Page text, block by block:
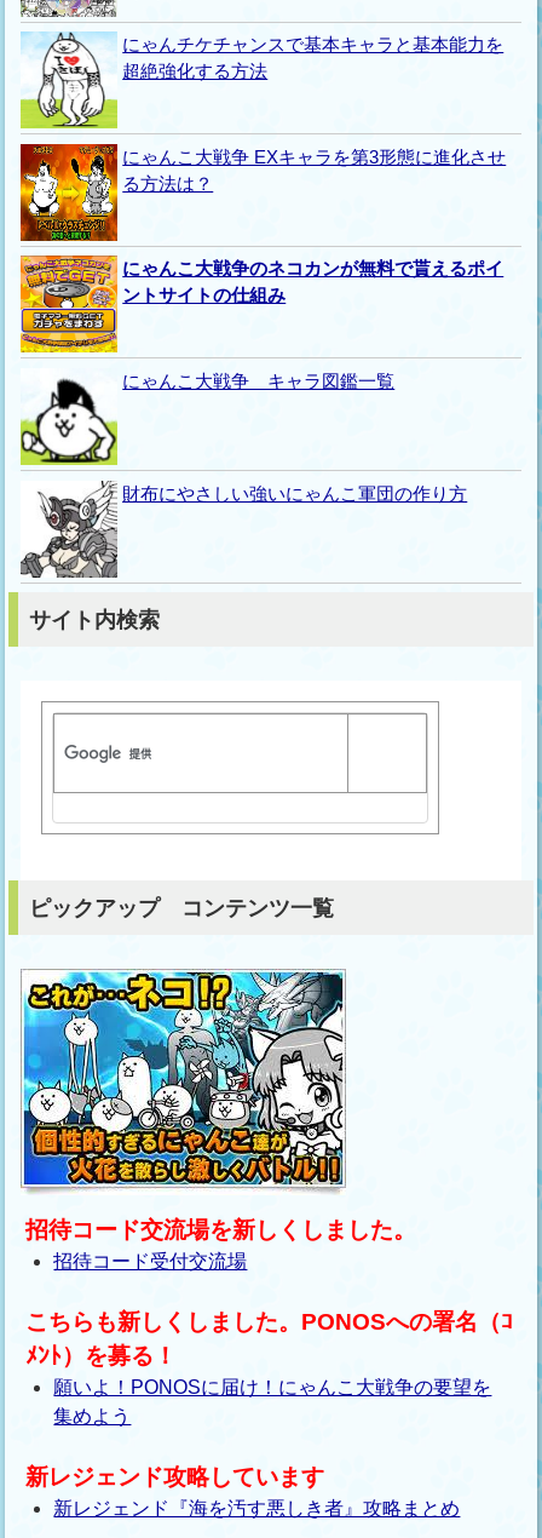
にゃんチケチャンスで基本キャラと基本能力を
超絶強化する方法
にゃんこ大戦争 EXキャラを第3形態に進化させ
る方法は？
にゃんこ大戦争のネコカンが無料で貰えるポイ
ントサイトの仕組み
にゃんこ大戦争 キャラ図鑑一覧
財布にやさしい強いにゃんこ軍団の作り方
サイト内検索
ピックアップ コンテンツ一覧
招待コード交流場を新しくしました。
招待コード受付交流場
こちらも新しくしました。PONOSへの署名（ｺ
ﾒﾝﾄ）を募る！
願いよ！PONOSに届け！にゃんこ大戦争の要望を
集めよう
新レジェンド攻略しています
新レジェンド『海を汚す悪しき者』攻略まとめ